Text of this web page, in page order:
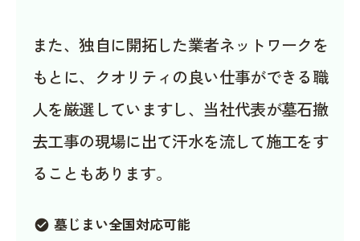
また、独自に開拓した業者ネットワークを
もとに、クオリティの良い仕事ができる職
人を厳選していますし、当社代表が墓石撤
去工事の現場に出て汗水を流して施工をす
ることもあります。
check_circle 墓じまい全国対応可能